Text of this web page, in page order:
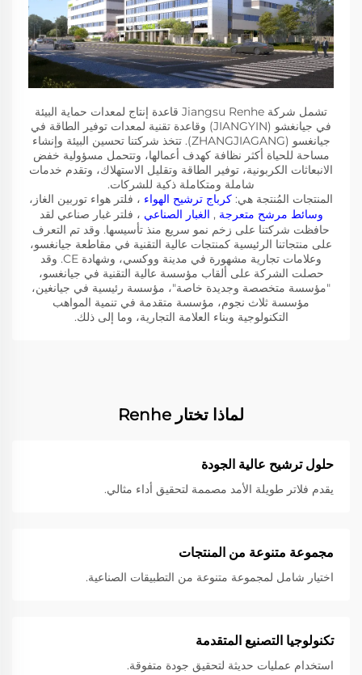
تشمل شركة Jiangsu Renhe قاعدة إنتاج لمعدات حماية البيئة
في جيانغشو (JIANGYIN) وقاعدة تقنية لمعدات توفير الطاقة في
جيانغسو (ZHANGJIAGANG). تتخذ شركتنا تحسين البيئة وإنشاء
مساحة للحياة أكثر نظافة كهدف أعمالها، وتتحمل مسؤولية خفض
الانبعاثات الكربونية، توفير الطاقة وتقليل الاستهلاك، وتقدم خدمات
شاملة ومتكاملة ذكية للشركات.
المنتجات المُنتجة هي: كرباج ترشيح الهواء ، فلتر هواء توربين الغاز،
وسائط مرشح متعرجة, الغبار الصناعي ، فلتر غبار صناعي لقد
حافظت شركتنا على زخم نمو سريع منذ تأسيسها. وقد تم التعرف
على منتجاتنا الرئيسية كمنتجات عالية التقنية في مقاطعة جيانغسو،
وعلامات تجارية مشهورة في مدينة ووكسي، وشهادة CE. وقد
حصلت الشركة على ألقاب مؤسسة عالية التقنية في جيانغسو،
"مؤسسة متخصصة وجديدة خاصة"، مؤسسة رئيسية في جيانغين،
مؤسسة ثلاث نجوم، مؤسسة متقدمة في تنمية المواهب
التكنولوجية وبناء العلامة التجارية، وما إلى ذلك.
لماذا تختار Renhe
حلول ترشيح عالية الجودة
يقدم فلاتر طويلة الأمد مصممة لتحقيق أداء مثالي.
مجموعة متنوعة من المنتجات
اختيار شامل لمجموعة متنوعة من التطبيقات الصناعية.
تكنولوجيا التصنيع المتقدمة
استخدام عمليات حديثة لتحقيق جودة متفوقة.